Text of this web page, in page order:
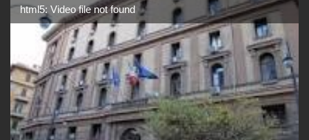
html5: Video file not found